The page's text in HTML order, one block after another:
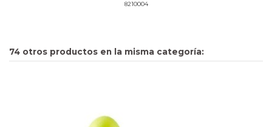
8210004
74 otros productos en la misma categoría: